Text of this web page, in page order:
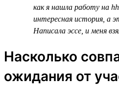
как я нашла работу на
интересная история, а
Написала эссе, и меня
Насколько
ожидания от